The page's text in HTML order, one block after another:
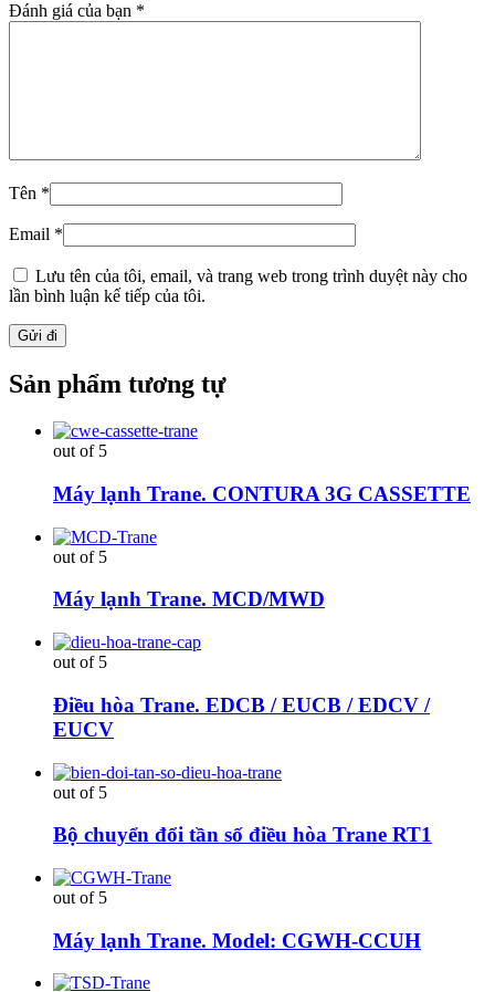
Đánh giá của bạn *
Tên *
Email *
Lưu tên của tôi, email, và trang web trong trình duyệt này cho
lần bình luận kế tiếp của tôi.
Sản phẩm tương tự
out of 5
Máy lạnh Trane. CONTURA 3G CASSETTE
out of 5
Máy lạnh Trane. MCD/MWD
out of 5
Điều hòa Trane. EDCB / EUCB / EDCV /
EUCV
out of 5
Bộ chuyển đổi tần số điều hòa Trane RT1
out of 5
Máy lạnh Trane. Model: CGWH-CCUH